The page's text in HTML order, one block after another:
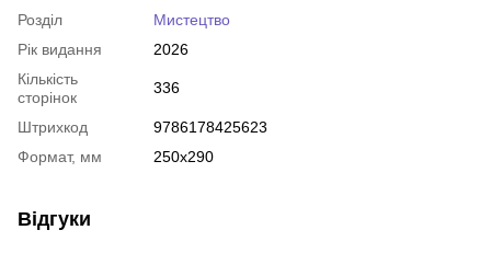
Розділ
Мистецтво
Рік видання
2026
Кількість
сторінок
336
Штрихкод
9786178425623
Формат, мм
250х290
Відгуки